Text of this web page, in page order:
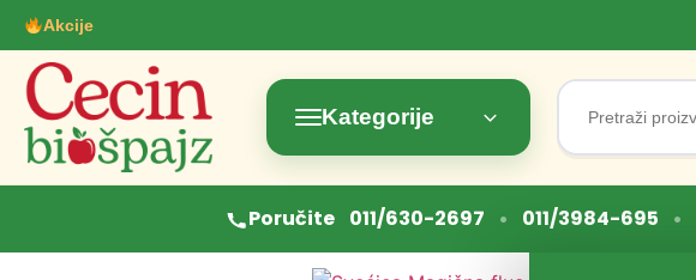
Akcije
Kategorije
Search
for:
Poručite 011/630-2697 • 011/3984-695 •